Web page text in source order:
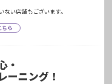
い店舗もございます。
ちら
・
ーニング！